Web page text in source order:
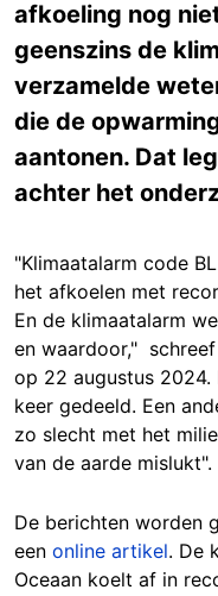
afkoeling nog
geenszins de
verzamelde
die de
aantonen. Dat
achter het
"Klimaatalarm code
het afkoelen met
En de klimaatalarm
en waardoor,"
op 22 augustus
keer gedeeld. Een
zo slecht met het
van de aarde mislukt".
De berichten worden
een online artikel. De
Oceaan koelt af in